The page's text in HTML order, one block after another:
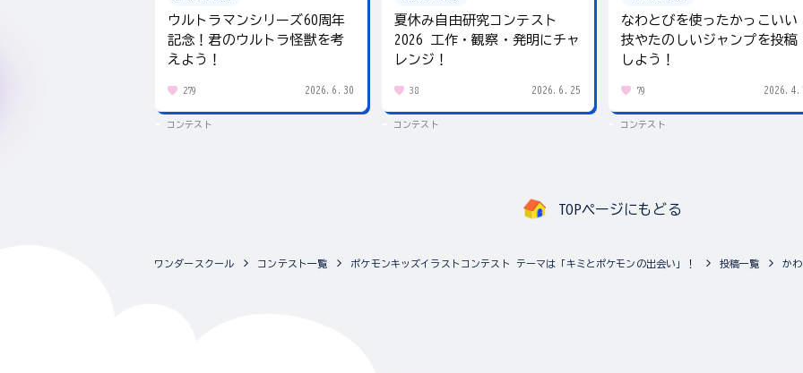
ウルトラマンシリーズ60周年
記念！君のウルトラ怪獣を考
えよう！
279 2026.6.30
コンテスト
夏休み自由研究コンテスト
2026 工作・観察・発明にチャ
レンジ！
38 2026.6.25
コンテスト
なわとびを使ったかっこいい
技やたのしいジャンプを投稿
しよう！
79
コンテスト
TOPページにもどる
ワンダースクール コンテスト一覧 ポケモンキッズイラストコンテスト テーマは「キミとポケモンの出会い」！ 投稿一覧 か